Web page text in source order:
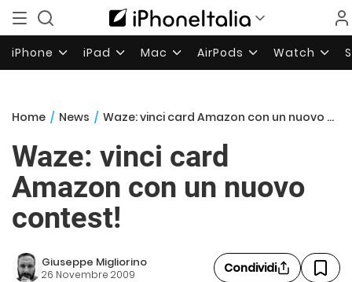
iPhone iPad Mac AirPods Watch
Home / News / Waze: vinci card Amazon con un nuovo contest!
Waze: vinci card
Amazon con un nuovo
contest!
Giuseppe Migliorino
26 Novembre 2009 Condividi